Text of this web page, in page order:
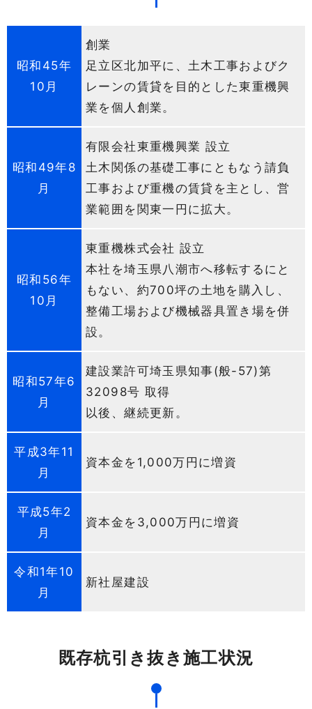
昭和45年
10月
創業
足立区北加平に、土木工事およびク
レーンの賃貸を目的とした東重機興
業を個人創業。
昭和49年8
月
有限会社東重機興業 設立
土木関係の基礎工事にともなう請負
工事および重機の賃貸を主とし、営
業範囲を関東一円に拡大。
昭和56年
10月
東重機株式会社 設立
本社を埼玉県八潮市へ移転するにと
もない、約700坪の土地を購入し、
整備工場および機械器具置き場を併
設。
昭和57年6
月
建設業許可埼玉県知事(般-57)第
32098号 取得
以後、継続更新。
平成3年11
月
資本金を1,000万円に増資
平成5年2
月
資本金を3,000万円に増資
令和1年10
月
新社屋建設
既存杭引き抜き施工状況